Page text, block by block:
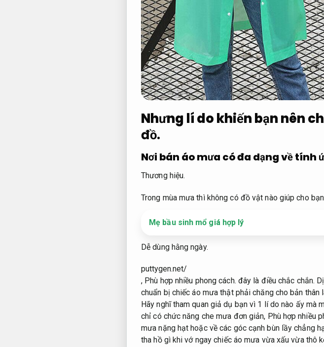
Nhưng lí do khiến bạn nên
đồ.
Nơi bán áo mưa có đa dạng về tính
Thương hiệu.
Trong mùa mưa thì không có đồ vật nào giúp cho
Mẹ bầu sinh mổ giá hợp lý
Dễ dùng hằng ngày.
puttygen.net/
, Phù hợp nhiều phong cách. đây là điều chắc chắn.
chuẩn bị chiếc áo mưa thật phải chăng cho bản thân
Hãy nghĩ tham quan giả dụ bạn vì 1 lí do nào ấy mà
chỉ có chức năng che mưa đơn giản, Phù hợp nhiều
mưa nặng hạt hoặc về các góc cạnh bùn lầy chẳng
tha hồ gì khi vớ ngay chiếc áo mưa vừa xấu vừa thô